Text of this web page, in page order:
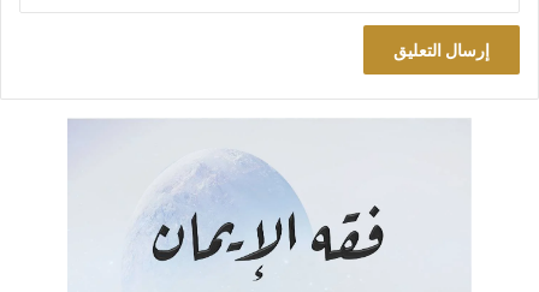
“وقد صدر مني أمر أن كل انسان يغير هذا الكلام تسحب خشبة من
بيته ويعلق مصلوبا عليها و يجعل بيته مزبلة من اجل هذا”.
ثانياً ……… :
تحريف التوراة على يد الكاهن (عزرا بن سرايا)، بأمر وتوجيه ورعاية
من الملك الفارسي (أرتحشستا) بعد ثمانية عقود من احتلال (كورش)
للعراق. (قارن هذا مع محاولة الفرس تحريف القرآن، ودعواهم ذلك،
والآيات المحرفة التي عجزوا عن إدخالها في القرآن فاضطروا إلى